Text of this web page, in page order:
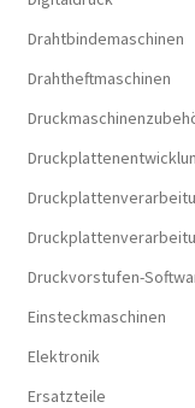
Drahtbindemaschinen
Drahtheftmaschinen
Druckvorstufen-
Einsteckmaschinen
Elektronik
Ersatzteile